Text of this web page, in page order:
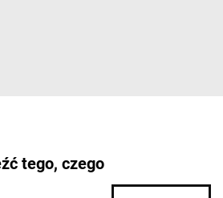
tego, czego